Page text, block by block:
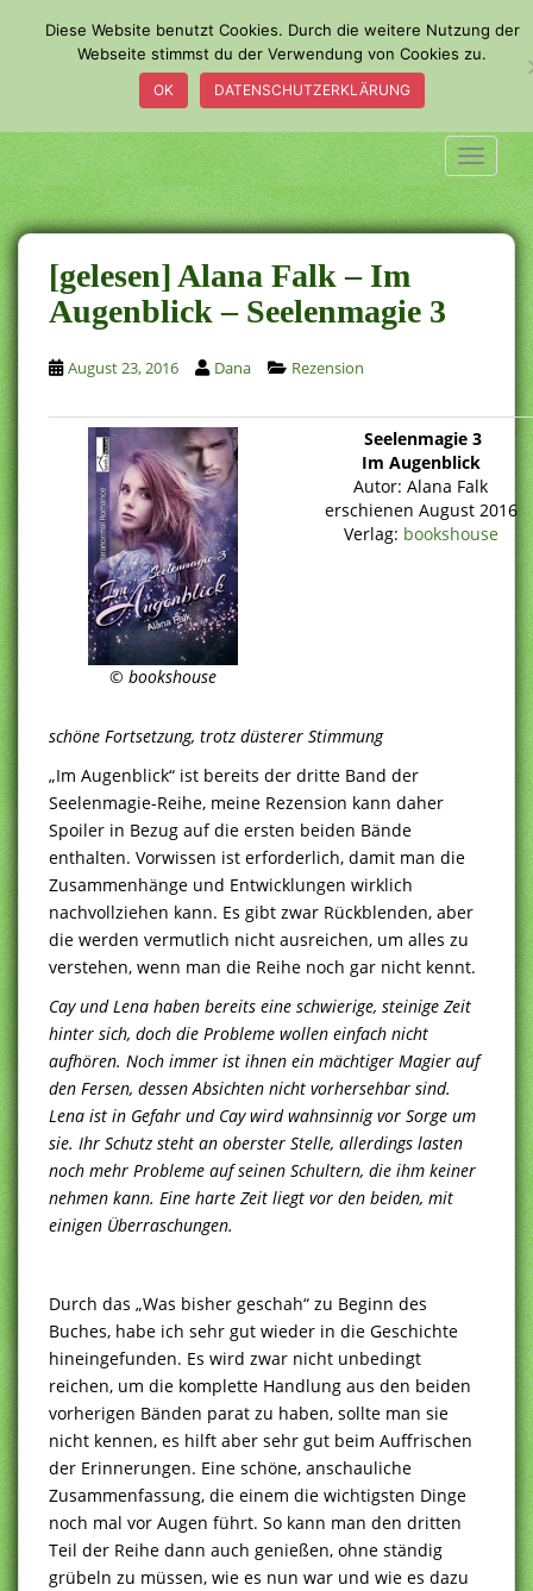
o
m
a
i
n
c
o
n
t
e
n
t
[gelesen] Alana Falk – Im
Augenblick – Seelenmagie 3
August 23, 2016 Dana Rezension
© bookshouse
Seelenmagie 3
Im Augenblick
Autor: Alana Falk
erschienen August 2016
Verlag: bookshouse
schöne Fortsetzung, trotz düsterer Stimmung
„Im Augenblick“ ist bereits der dritte Band der
Seelenmagie-Reihe, meine Rezension kann daher
Spoiler in Bezug auf die ersten beiden Bände
enthalten. Vorwissen ist erforderlich, damit man die
Zusammenhänge und Entwicklungen wirklich
nachvollziehen kann. Es gibt zwar Rückblenden, aber
die werden vermutlich nicht ausreichen, um alles zu
verstehen, wenn man die Reihe noch gar nicht kennt.
Cay und Lena haben bereits eine schwierige, steinige Zeit
hinter sich, doch die Probleme wollen einfach nicht
aufhören. Noch immer ist ihnen ein mächtiger Magier auf
den Fersen, dessen Absichten nicht vorhersehbar sind.
Lena ist in Gefahr und Cay wird wahnsinnig vor Sorge um
sie. Ihr Schutz steht an oberster Stelle, allerdings lasten
noch mehr Probleme auf seinen Schultern, die ihm keiner
nehmen kann. Eine harte Zeit liegt vor den beiden, mit
einigen Überraschungen.
Durch das „Was bisher geschah“ zu Beginn des
Buches, habe ich sehr gut wieder in die Geschichte
hineingefunden. Es wird zwar nicht unbedingt
reichen, um die komplette Handlung aus den beiden
vorherigen Bänden parat zu haben, sollte man sie
nicht kennen, es hilft aber sehr gut beim Auffrischen
der Erinnerungen. Eine schöne, anschauliche
Zusammenfassung, die einem die wichtigsten Dinge
noch mal vor Augen führt. So kann man den dritten
Teil der Reihe dann auch genießen, ohne ständig
grübeln zu müssen, wie es nun war und wie es dazu
Diese Website benutzt Cookies. Durch die weitere Nutzung der
Webseite stimmst du der Verwendung von Cookies zu.
OK DATENSCHUTZERKLÄRUNG